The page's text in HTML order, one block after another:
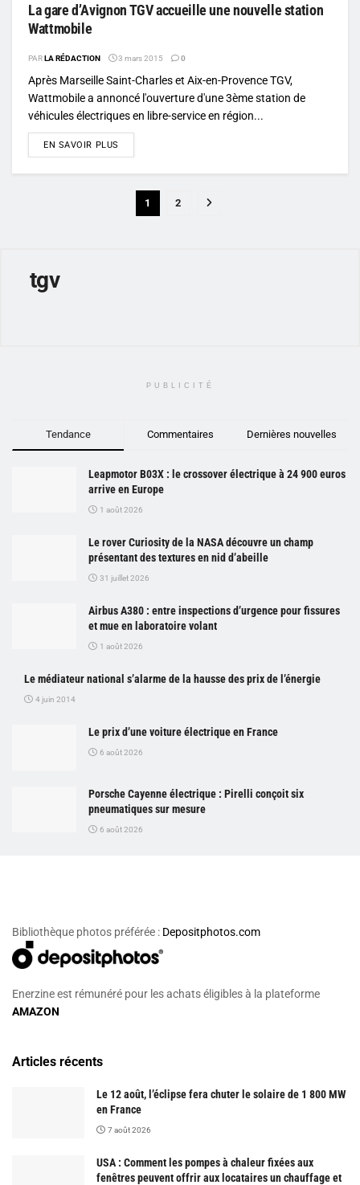
La gare d’Avignon TGV accueille une nouvelle station
Wattmobile
PARLA RÉDACTION 3 mars 2015 0
Après Marseille Saint-Charles et Aix-en-Provence TGV,
Wattmobile a annoncé l'ouverture d'une 3ème station de
véhicules électriques en libre-service en région...
EN SAVOIR PLUS
1 2
tgv
PUBLICITÉ
Tendance Commentaires Dernières nouvelles
Leapmotor B03X : le crossover électrique à 24 900 euros
arrive en Europe
1 août 2026
Le rover Curiosity de la NASA découvre un champ
présentant des textures en nid d’abeille
31 juillet 2026
Airbus A380 : entre inspections d’urgence pour fissures
et mue en laboratoire volant
1 août 2026
Le médiateur national s’alarme de la hausse des prix de l’énergie
4 juin 2014
Le prix d’une voiture électrique en France
6 août 2026
Porsche Cayenne électrique : Pirelli conçoit six
pneumatiques sur mesure
6 août 2026
Bibliothèque photos préférée : Depositphotos.com
Enerzine est rémunéré pour les achats éligibles à la plateforme
AMAZON
Articles récents
Le 12 août, l’éclipse fera chuter le solaire de 1 800 MW
en France
7 août 2026
USA : Comment les pompes à chaleur fixées aux
fenêtres peuvent offrir aux locataires un chauffage et